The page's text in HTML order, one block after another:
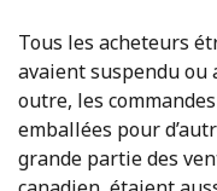
Tous les acheteurs
avaient suspendu ou
outre, les
emballées pour
grande partie des